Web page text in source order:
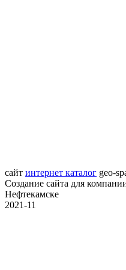
сайт интернет каталог geo-
Создание сайта для
Нефтекамске
2021-11